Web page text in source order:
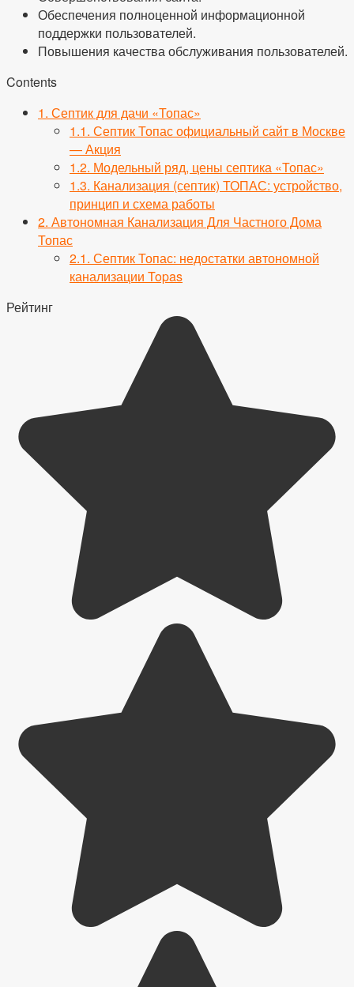
Обеспечения полноценной информационной
поддержки пользователей.
Повышения качества обслуживания пользователей.
Contents
1. Септик для дачи «Топас»
1.1. Септик Топас официальный сайт в Москве
— Акция
1.2. Модельный ряд, цены септика «Топас»
1.3. Канализация (септик) ТОПАС: устройство,
принцип и схема работы
2. Автономная Канализация Для Частного Дома
Топас
2.1. Септик Топас: недостатки автономной
канализации Topas
Рейтинг